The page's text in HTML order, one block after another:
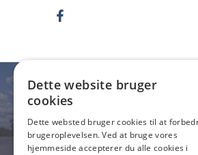
F
a
b
o
k
f
LOKAL FORANKRING -
RÆKKEVIDDE
Med base i Lemvig og projekter i
vi både lokalt forankrede og
Dette website bruger
cookies
Dette websted bruger cookies til at
brugeroplevelsen. Ved at bruge vores
hjemmeside accepterer du alle cookies i